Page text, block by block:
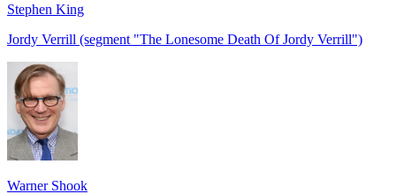
Stephen King
Jordy Verrill (segment "The Lonesome Death Of Jordy Verrill")
Warner Shook